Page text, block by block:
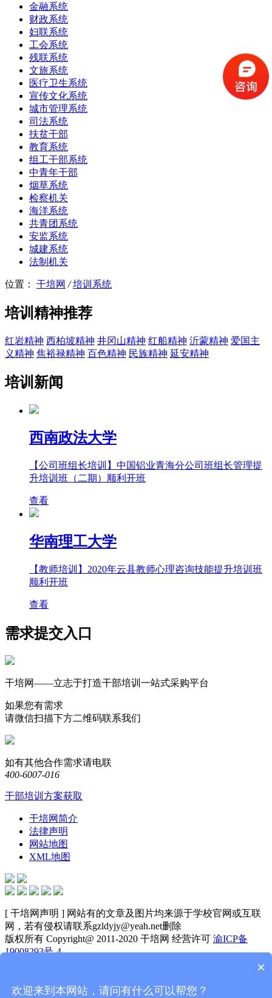
金融系统
财政系统
妇联系统
工会系统
残联系统
文旅系统
医疗卫生系统
宣传文化系统
城市管理系统
司法系统
扶贫干部
教育系统
组工干部系统
中青年干部
烟草系统
检察机关
海洋系统
共青团系统
安监系统
城建系统
法制机关
位置： 干培网 / 培训系统
培训精神推荐
红岩精神 西柏坡精神 井冈山精神 红船精神 沂蒙精神 爱国主
义精神 焦裕禄精神 百色精神 民族精神 延安精神
培训新闻
西南政法大学
【公司班组长培训】中国铝业青海分公司班组长管理提
升培训班（二期）顺利开班
查看
华南理工大学
【教师培训】2020年云县教师心理咨询技能提升培训班
顺利开班
查看
需求提交入口
干培网——立志于打造干部培训一站式采购平台
如果您有需求
请微信扫描下方二维码联系我们
如有其他合作需求请电联
400-6007-016
干部培训方案获取
干培网简介
法律声明
网站地图
XML地图
[ 干培网声明 ] 网站有的文章及图片均来源于学校官网或互联
网，若有侵权请联系gzldyjy@yeah.net删除
版权所有 Copyright@ 2011-2020 干培网 经营许可 渝ICP备
19008293号-4
电话
×
欢迎来到本网站，请问有什么可以帮您？